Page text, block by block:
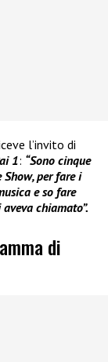
l’invito di
1: “Sono cinque
per fare i
e so fare
chiamato”.
di